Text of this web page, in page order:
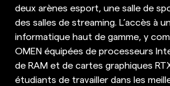
deux arènes esport, une salle de
des salles de streaming. L’accès à
informatique haut de gamme, y
OMEN équipées de processeurs
de RAM et de cartes graphiques
étudiants de travailler dans les